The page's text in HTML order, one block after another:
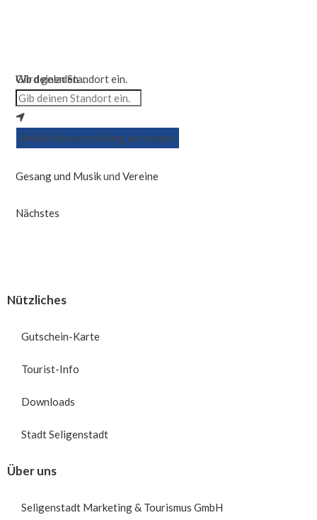
Wird geladen …
Gib deinen Standort ein.
Anfahrtsbeschreibung anfordern
Gesang und MusikundVereine
Nächstes
Nützliches
Gutschein-Karte
Tourist-Info
Downloads
Stadt Seligenstadt
Über uns
Seligenstadt Marketing & Tourismus GmbH